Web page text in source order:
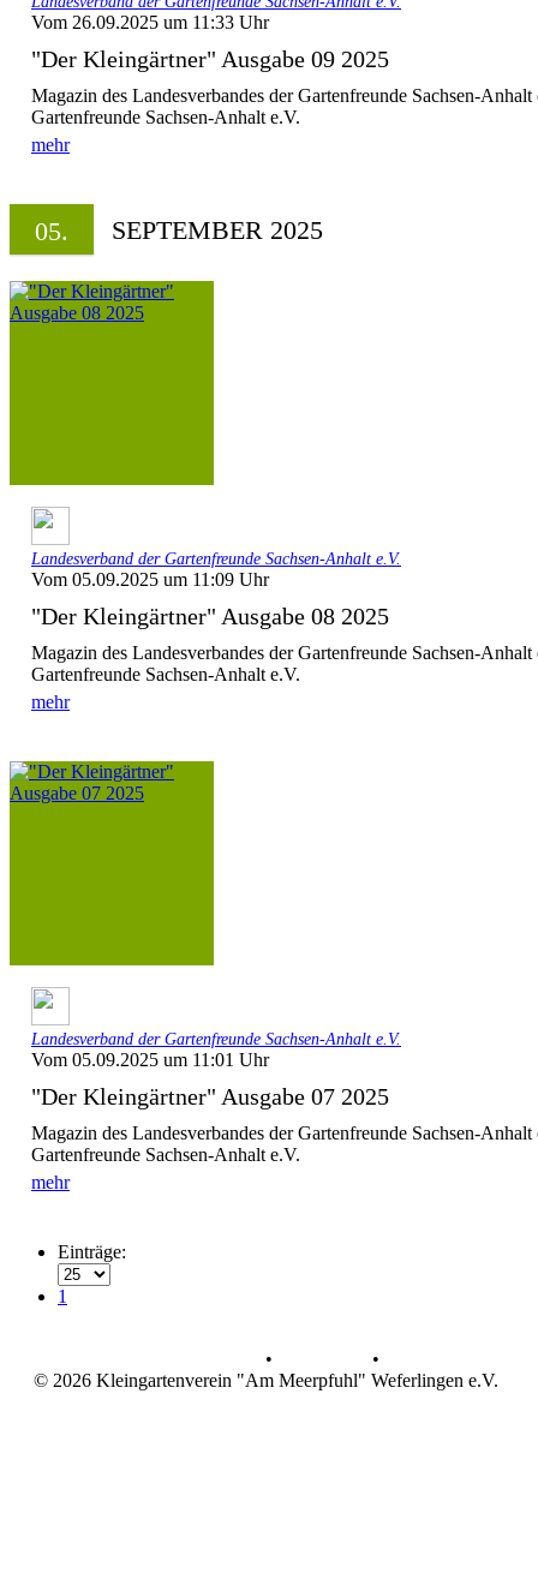
Vom 26.09.2025 um 11:33 Uhr
"Der Kleingärtner" Ausgabe 09 2025
Magazin des Landesverbandes der Gartenfreunde Sachsen-
Gartenfreunde Sachsen-Anhalt e.V.
mehr
05. SEPTEMBER 2025
Landesverband der Gartenfreunde Sachsen-Anhalt e.V.
Vom 05.09.2025 um 11:09 Uhr
"Der Kleingärtner" Ausgabe 08 2025
Magazin des Landesverbandes der Gartenfreunde Sachsen-
Gartenfreunde Sachsen-Anhalt e.V.
mehr
Landesverband der Gartenfreunde Sachsen-Anhalt e.V.
Vom 05.09.2025 um 11:01 Uhr
"Der Kleingärtner" Ausgabe 07 2025
Magazin des Landesverbandes der Gartenfreunde Sachsen-
Gartenfreunde Sachsen-Anhalt e.V.
mehr
Einträge:
1
•
•
© 2026 Kleingartenverein "Am Meerpfuhl" Weferlingen e.V.